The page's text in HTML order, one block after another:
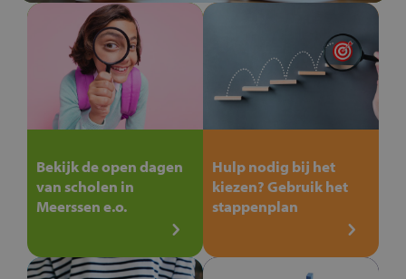
Bekijk de open dagen
van scholen in
Meerssen e.o.
Hulp nodig bij het
kiezen? Gebruik het
stappenplan